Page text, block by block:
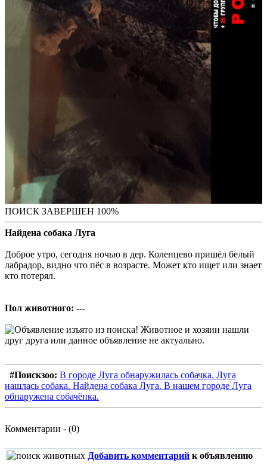
ПОИСК ЗАВЕРШЕН 100%
Найдена собака Луга
Доброе утро, сегодня ночью в дер. Коленцево пришёл белый
лабрадор, видно что пёс в возрасте. Может кто ищет или знает
кто потерял.
Пол животного: ---
#Поискзоо: В городе Луга обнаружилась собачка. Луга
нашлась собака. Найдена собака Луга. В нашем городе Луга
обнаружена собачёнка.
Комментарии - (0)
Добавить комментарий к объявлению